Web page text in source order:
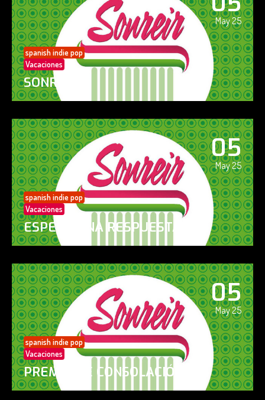
May 25
spanish indie pop
Vacaciones
SONREÍR
05
May 25
spanish indie pop
Vacaciones
ESPERO UNA RESPUESTA
05
May 25
spanish indie pop
Vacaciones
PREMIO DE CONSOLACIÓN